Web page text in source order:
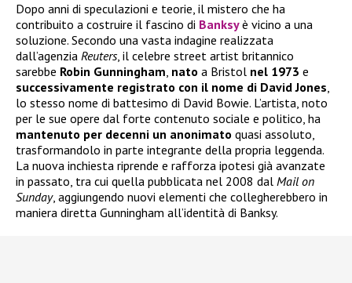
Dopo anni di speculazioni e teorie, il mistero che ha
contribuito a costruire il fascino di Banksyè vicino a una
soluzione. Secondo una vasta indagine realizzata
dall’agenzia Reuters, il celebre street artist britannico
sarebbe Robin Gunningham, nato a Bristol nel 1973 e
successivamente registrato con il nome di David Jones,
lo stesso nome di battesimo di David Bowie. L’artista, noto
per le sue opere dal forte contenuto sociale e politico, ha
mantenuto per decenni un anonimato quasi assoluto,
trasformandolo in parte integrante della propria leggenda.
La nuova inchiesta riprende e rafforza ipotesi già avanzate
in passato, tra cui quella pubblicata nel 2008 dal Mail on
Sunday, aggiungendo nuovi elementi che collegherebbero in
maniera diretta Gunningham all’identità di Banksy.